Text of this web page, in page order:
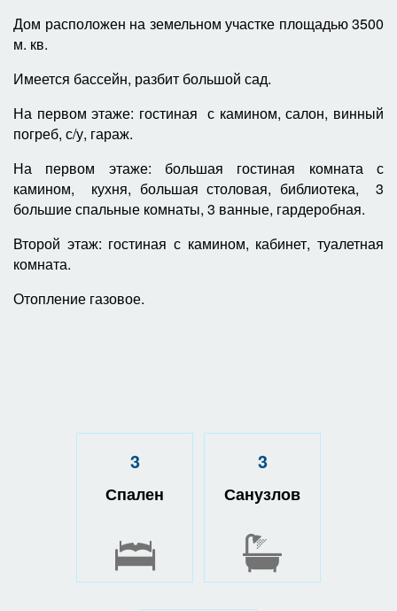
Дом расположен на земельном участке площадью 3500
м. кв.
Имеется бассейн, разбит большой сад.
На первом этаже: гостиная с камином, салон, винный
погреб, с/у, гараж.
На первом этаже: большая гостиная комната с
камином,
кухня, большая столовая, библиотека, 3
большие спальные комнаты, 3 ванные, гардеробная.
Второй этаж: гостиная с камином, кабинет, туалетная
комната.
Отопление газовое.
3
Спален
3
Санузлов